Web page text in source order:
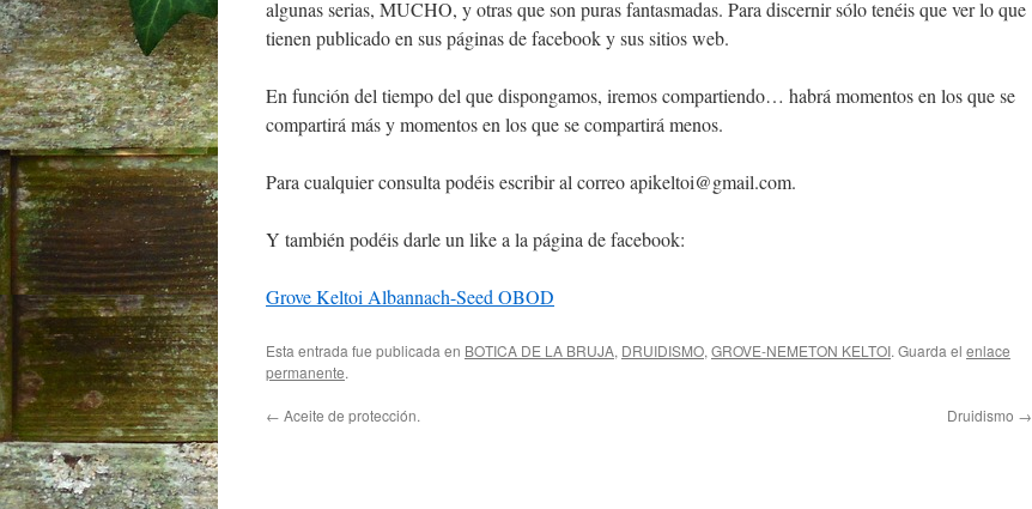
algunas serias, MUCHO, y otras que son puras fantasmadas. Para discernir sólo tenéis que ver lo que
tienen publicado en sus páginas de facebook y sus sitios web.
En función del tiempo del que dispongamos, iremos compartiendo… habrá momentos en los que se
compartirá más y momentos en los que se compartirá menos.
Para cualquier consulta podéis escribir al correo apikeltoi@gmail.com.
Y también podéis darle un like a la página de facebook:
Grove Keltoi Albannach-Seed OBOD
Esta entrada fue publicada en BOTICA DE LA BRUJA, DRUIDISMO, GROVE-NEMETON KELTOI. Guarda el enlace
permanente.
← Aceite de protección. Druidismo →